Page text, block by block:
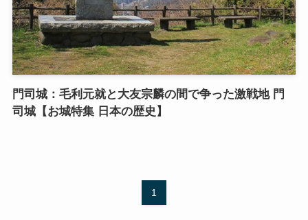
門司城：毛利元就と大友宗麟の間で争った激戦地 門
司城【お城特集 日本の歴史】
1